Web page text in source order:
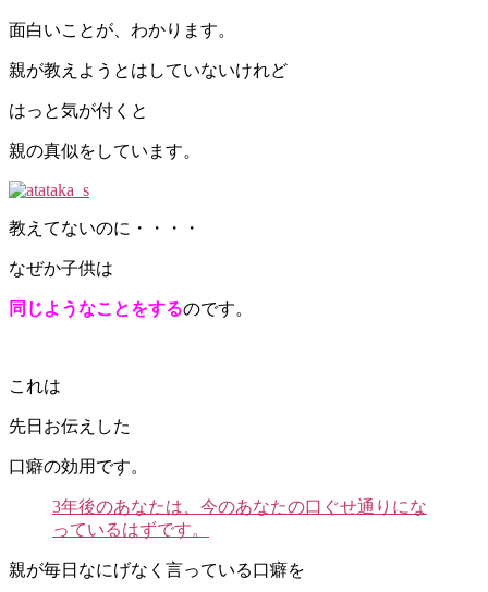
面白いことが、わかります。
親が教えようとはしていないけれど
はっと気が付くと
親の真似をしています。
教えてないのに・・・・
なぜか子供は
同じようなことをするのです。
これは
先日お伝えした
口癖の効用です。
3年後のあなたは、今のあなたの口ぐせ通りにな
っているはずです。
親が毎日なにげなく言っている口癖を